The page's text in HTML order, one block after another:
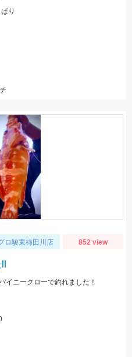
り
ロ駿東柿田川店 852 view
イニークローで釣れました！